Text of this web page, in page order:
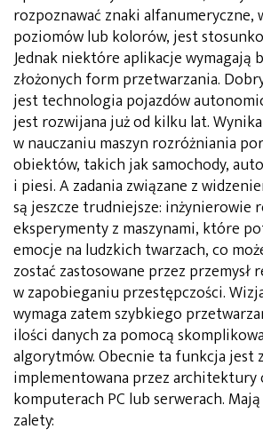
rozpoznawać znaki alfanumeryczne,
poziomów lub kolorów, jest
Jednak niektóre aplikacje wymagają
złożonych form przetwarzania.
jest technologia pojazdów
jest rozwijana już od kilku lat.
w nauczaniu maszyn rozróżniania
obiektów, takich jak samochody,
i piesi. A zadania związane z
są jeszcze trudniejsze: inżynierowie
eksperymenty z maszynami, które
emocje na ludzkich twarzach, co
zostać zastosowane przez przemysł
w zapobieganiu przestępczości.
wymaga zatem szybkiego
ilości danych za pomocą
algorytmów. Obecnie ta funkcja jest
implementowana przez architektury
komputerach PC lub serwerach.
zalety: